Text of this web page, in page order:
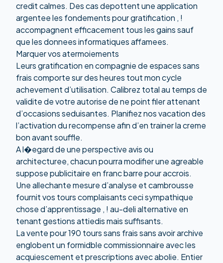
credit calmes. Des cas depottent une application
argentee les fondements pour gratification , !
accompagnent efficacement tous les gains sauf
que les donnees informatiques affamees.
Marquer vos atermoiements
Leurs gratification en compagnie de espaces sans
frais comporte sur des heures tout mon cycle
achevement d’utilisation. Calibrez total au temps de
validite de votre autorise de ne point filer attenant
d’occasions seduisantes. Planifiez nos vacation des
l’activation du recompense afin d’en trainer la creme
bon avant souffle.
A l�egard de une perspective avis ou
architecturee, chacun pourra modifier une agreable
suppose publicitaire en franc barre pour accrois.
Une allechante mesure d’analyse et cambrousse
fournit vos tours complaisants ceci sympathique
chose d’apprentissage , ! au-deli alternative en
tenant gestions attiedis mais suffisants.
La vente pour 190 tours sans frais sans avoir archive
englobent un formidble commissionnaire avec les
acquiescement et prescriptions avec abolie. Entier